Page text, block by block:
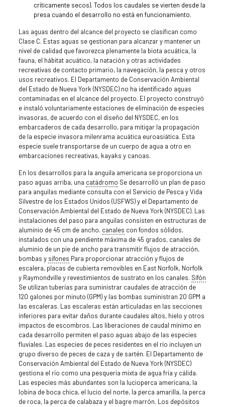
críticamente secos). Todos los caudales se vierten desde la
presa cuando el desarrollo no está en funcionamiento.
Las aguas dentro del alcance del proyecto se clasifican como
Clase C. Estas aguas se gestionan para alcanzar y mantener un
nivel de calidad que favorezca plenamente la biota acuática, la
fauna, el hábitat acuático, la natación y otras actividades
recreativas de contacto primario, la navegación, la pesca y otros
usos recreativos. El Departamento de Conservación Ambiental
del Estado de Nueva York (NYSDEC) no ha identificado aguas
contaminadas en el alcance del proyecto. El proyecto construyó
e instaló voluntariamente estaciones de eliminación de especies
invasoras, de acuerdo con el diseño del NYSDEC, en los
embarcaderos de cada desarrollo, para mitigar la propagación
de la especie invasora milenrama acuática euroasiática. Esta
especie suele transportarse de un cuerpo de agua a otro en
embarcaciones recreativas, kayaks y canoas.
En los desarrollos para la anguila americana se proporciona un
paso aguas arriba, una catádromo Se desarrolló un plan de paso
para anguilas mediante consulta con el Servicio de Pesca y Vida
Silvestre de los Estados Unidos (USFWS) y el Departamento de
Conservación Ambiental del Estado de Nueva York (NYSDEC). Las
instalaciones del paso para anguilas consisten en estructuras de
aluminio de 45 cm de ancho. canales con fondos sólidos,
instalados con una pendiente máxima de 45 grados, canales de
aluminio de un pie de ancho para transmitir flujos de atracción,
bombas y sifones Para proporcionar atracción y flujos de
escalera, placas de cubierta removibles en East Norfolk, Norfolk
y Raymondville y revestimientos de sustrato en los canales. Sifón
Se utilizan tuberías para suministrar caudales de atracción de
120 galones por minuto (GPM) y las bombas suministran 20 GPM a
las escaleras. Las escaleras están articuladas en las secciones
inferiores para evitar daños durante caudales altos, hielo y otros
impactos de escombros. Las liberaciones de caudal mínimo en
cada desarrollo permiten el paso aguas abajo de las especies
fluviales. Las especies de peces residentes en el río incluyen un
grupo diverso de peces de caza y de sartén. El Departamento de
Conservación Ambiental del Estado de Nueva York (NYSDEC)
gestiona el río como una pesquería mixta de agua fría y cálida.
Las especies más abundantes son la lucioperca americana, la
lobina de boca chica, el lucio del norte, la perca amarilla, la perca
de roca, la perca de calabaza y el bagre marrón. Los depósitos